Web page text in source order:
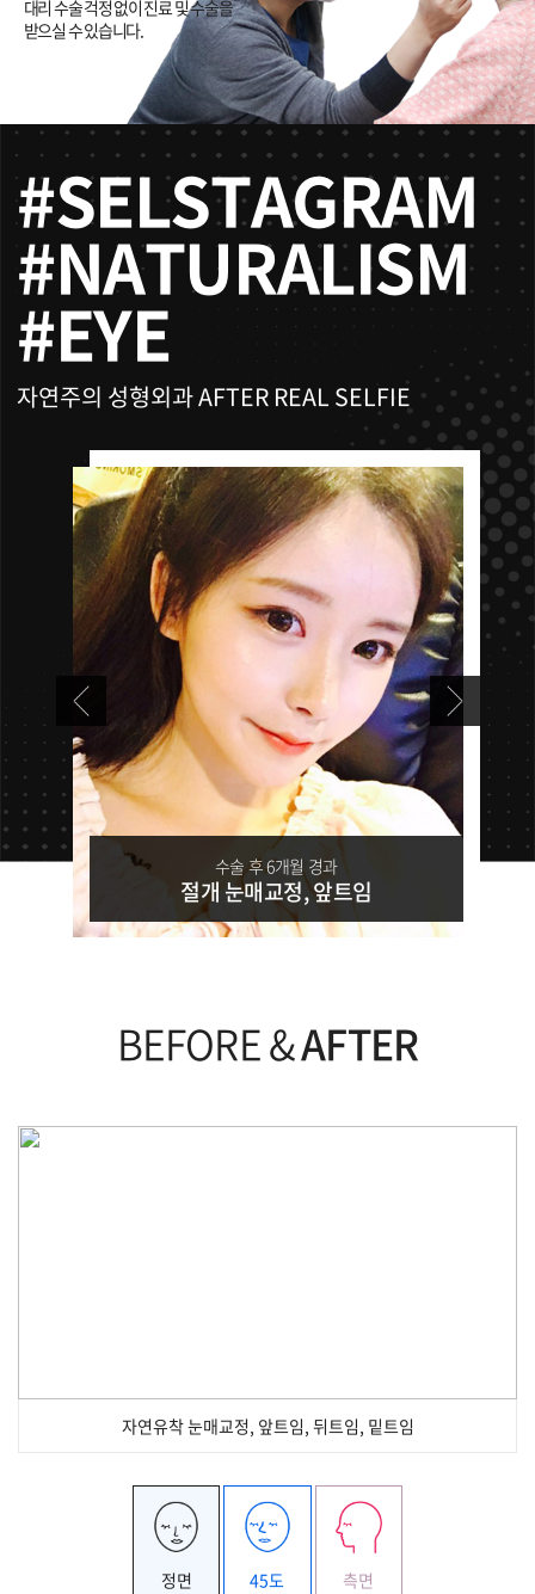
대리 수술 걱정 없이 진료 및 수술을
받으실 수 있습니다.
#SELSTAGRAM
#NATURALISM
#EYE
자연주의 성형외과 AFTER REAL SELFIE
수술 후 6개월 경과
절개 눈매교정, 앞트임
BEFORE &AFTER
자연유착 눈매교정, 앞트임, 뒤트임, 밑트임
정면 45도 측면